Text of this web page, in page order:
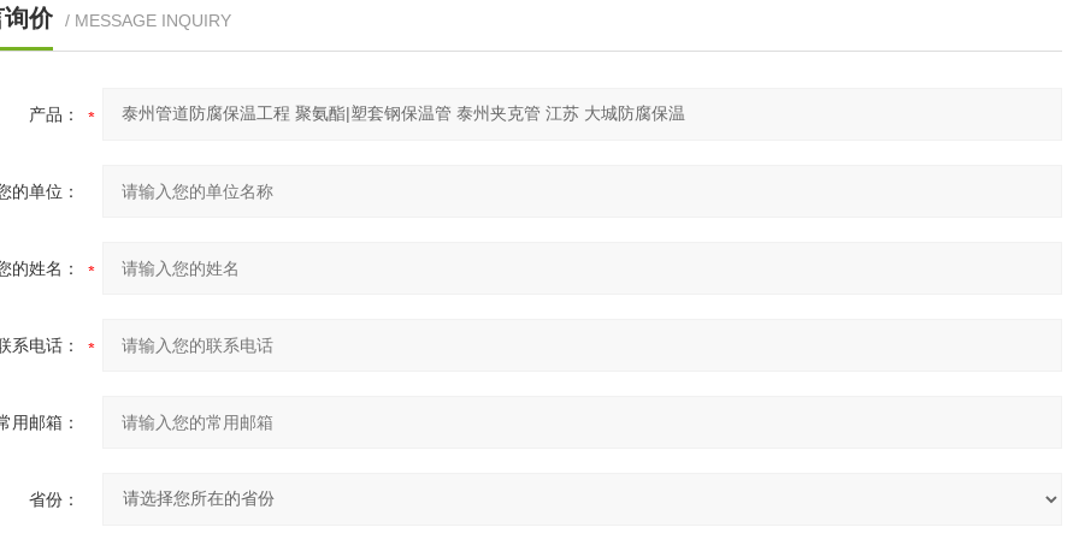
价 / MESSAGE INQUIRY
产品：
的单位：
的姓名：
系电话：
用邮箱：
省份：